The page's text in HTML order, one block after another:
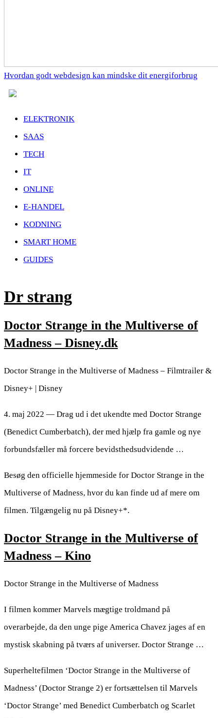
Hvordan godt webdesign kan mindske dit energiforbrug
ELEKTRONIK
SAAS
TECH
IT
ONLINE
E-HANDEL
KODNING
SMART HOME
GUIDES
Dr strang
Doctor Strange in the Multiverse of
Madness – Disney.dk
Doctor Strange in the Multiverse of Madness – Filmtrailer &
Disney+ | Disney
4. maj 2022 — Drag ud i det ukendte med Doctor Strange
(Benedict Cumberbatch), der med hjælp fra gamle og nye
forbundsfæller må forcere bevidsthedsudvidende …
Besøg den officielle hjemmeside for Doctor Strange in the
Multiverse of Madness, hvor du kan finde ud af mere om
filmen. Tilgængelig nu på Disney+*.
Doctor Strange in the Multiverse of
Madness – Kino
Doctor Strange in the Multiverse of Madness
I filmen kommer Marvels mægtige troldmand på
overarbejde, da den unge pige America Chavez jages af en
mystisk skabning på tværs af universer. Doctor Strange …
Superheltefilmen ‘Doctor Strange in the Multiverse of
Madness’ (Doctor Strange 2) er fortsættelsen til Marvels
‘Doctor Strange’ med Benedict Cumberbatch og Scarlet